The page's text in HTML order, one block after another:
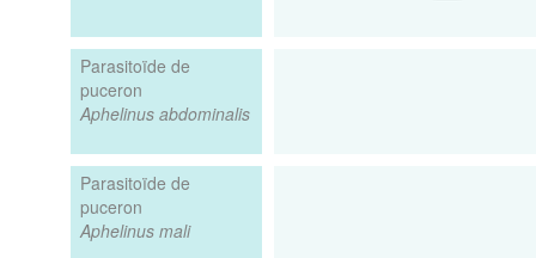
Parasitoïde de
puceron
Aphelinus abdominalis
Parasitoïde de
puceron
Aphelinus mali